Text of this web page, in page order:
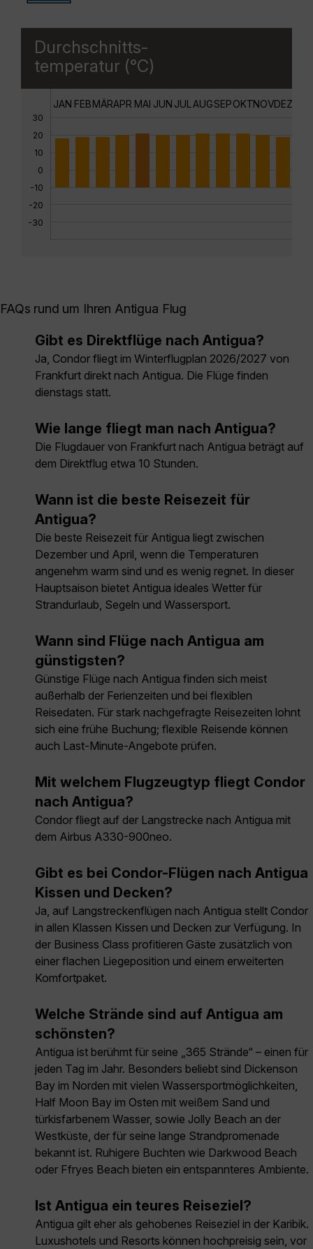
Durchschnitts-
temperatur (°C)
30
20
10
0
-10
-20
-30
JAN FEBMÄRAPR MAI JUN JUL AUGSEPOKTNOVDEZ
FAQs rund um Ihren Antigua Flug
Gibt es Direktflüge nach Antigua?
Ja, Condor fliegt im Winterflugplan 2026/2027 von
Frankfurt direkt nach Antigua. Die Flüge finden
dienstags statt.
Wie lange fliegt man nach Antigua?
Die Flugdauer von Frankfurt nach Antigua beträgt auf
dem Direktflug etwa 10 Stunden.
Wann ist die beste Reisezeit für
Antigua?
Die beste Reisezeit für Antigua liegt zwischen
Dezember und April, wenn die Temperaturen
angenehm warm sind und es wenig regnet. In dieser
Hauptsaison bietet Antigua ideales Wetter für
Strandurlaub, Segeln und Wassersport.
Wann sind Flüge nach Antigua am
günstigsten?
Günstige Flüge nach Antigua finden sich meist
außerhalb der Ferienzeiten und bei flexiblen
Reisedaten. Für stark nachgefragte Reisezeiten lohnt
sich eine frühe Buchung; flexible Reisende können
auch Last-Minute-Angebote prüfen.
Mit welchem Flugzeugtyp fliegt Condor
nach Antigua?
Condor fliegt auf der Langstrecke nach Antigua mit
dem Airbus A330-900neo.
Gibt es bei Condor-Flügen nach Antigua
Kissen und Decken?
Ja, auf Langstreckenflügen nach Antigua stellt Condor
in allen Klassen Kissen und Decken zur Verfügung. In
der Business Class profitieren Gäste zusätzlich von
einer flachen Liegeposition und einem erweiterten
Komfortpaket.
Welche Strände sind auf Antigua am
schönsten?
Antigua ist berühmt für seine „365 Strände“ – einen für
jeden Tag im Jahr. Besonders beliebt sind Dickenson
Bay im Norden mit vielen Wassersportmöglichkeiten,
Half Moon Bay im Osten mit weißem Sand und
türkisfarbenem Wasser, sowie Jolly Beach an der
Westküste, der für seine lange Strandpromenade
bekannt ist. Ruhigere Buchten wie Darkwood Beach
oder Ffryes Beach bieten ein entspannteres Ambiente.
Ist Antigua ein teures Reiseziel?
Antigua gilt eher als gehobenes Reiseziel in der Karibik.
Luxushotels und Resorts können hochpreisig sein, vor